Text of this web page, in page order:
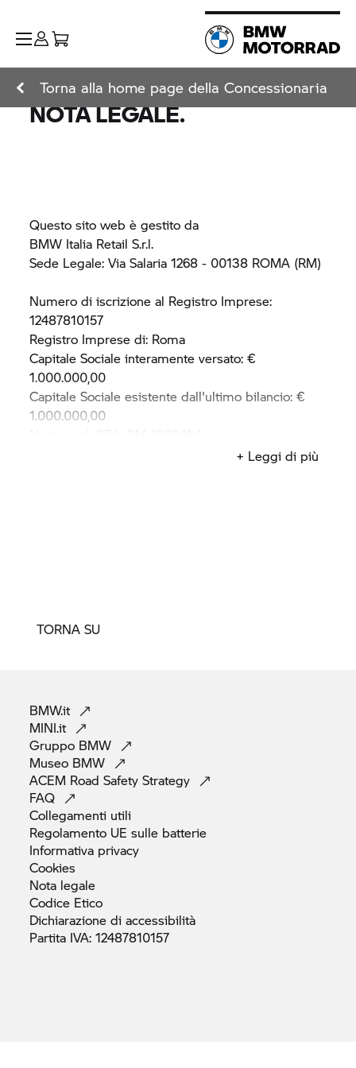
Torna alla home page della Concessionaria
NOTA LEGALE.
Questo sito web è gestito da
BMW Italia Retail S.r.l.
Sede Legale: Via Salaria 1268 - 00138 ROMA (RM)
Numero di iscrizione al Registro Imprese:
12487810157
Registro Imprese di: Roma
Capitale Sociale interamente versato: €
1.000.000,00
Capitale Sociale esistente dall'ultimo bilancio: €
1.000.000,00
Partita IVA/Codice Fiscale: 12487810157+ Leggi di più
TORNA SU
BMW.it
MINI.it
Gruppo BMW
Museo BMW
ACEM Road SafetyStrategy
FAQ
Collegamenti utili
Regolamento UE sulle batterie
Informativa privacy
Cookies
Nota legale
Codice Etico
Dichiarazione diaccessibilità
Partita IVA:12487810157